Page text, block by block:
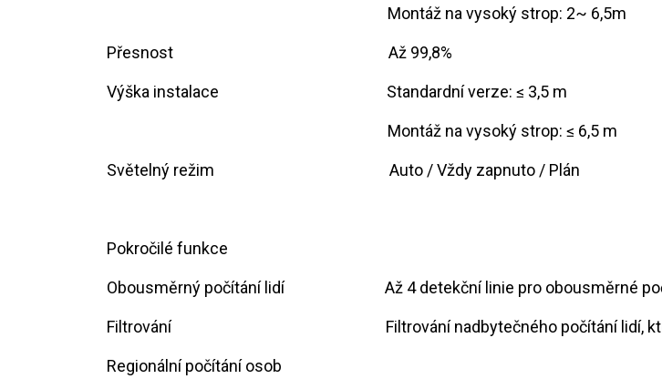
​​Montáž na vysoký strop: 2~ 6,5m
Přesnost ​​Až 99,8%
Výška instalace ​​Standardní verze: ≤ 3,5 m
​​Montáž na vysoký strop: ≤ 6,5 m
Světelný režim ​​Auto / Vždy zapnuto / Plán
Pokročilé funkce
Obousměrný počítání lidí ​​Až 4 detekční linie pro obousměrné
Filtrování ​​Filtrování nadbytečného počítání lidí,
Regionální počítání osob